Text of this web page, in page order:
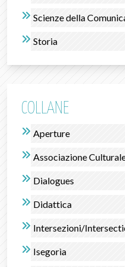
Scienze della
Storia
COLLANE
Aperture
Associazione
Dialogues
Didattica
Intersezioni/
Isegorìa